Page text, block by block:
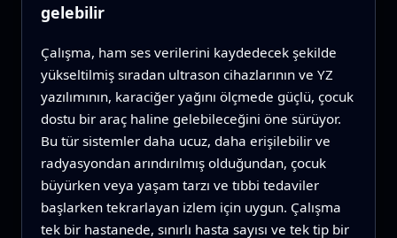
gelebilir
Çalışma, ham ses verilerini kaydedecek şekilde
yükseltilmiş sıradan ultrason cihazlarının ve YZ
yazılımının, karaciğer yağını ölçmede güçlü, çocuk
dostu bir araç haline gelebileceğini öne sürüyor.
Bu tür sistemler daha ucuz, daha erişilebilir ve
radyasyondan arındırılmış olduğundan, çocuk
büyürken veya yaşam tarzı ve tıbbi tedaviler
başlarken tekrarlayan izlem için uygun. Çalışma
tek bir hastanede, sınırlı hasta sayısı ve tek tip bir